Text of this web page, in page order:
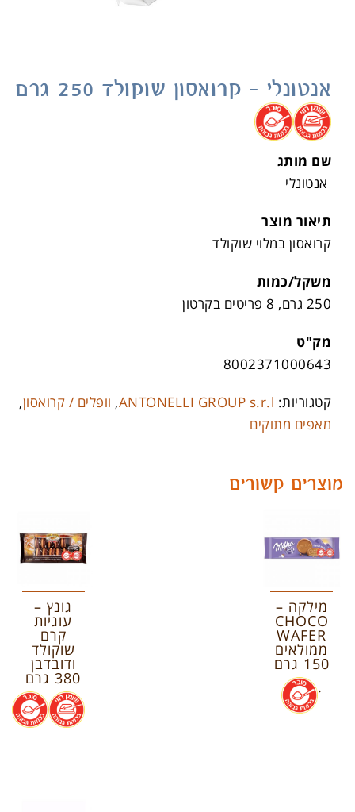
אנטונלי – קרואסון שוקולד 250 גרם
.
.
שם מותג
אנטונלי
תיאור מוצר
קרואסון במלוי שוקולד
משקל/כמות
250 גרם, 8 פריטים בקרטון
מק"ט
8002371000643
קטגוריות: ANTONELLI GROUP s.r.l
, וופלים / קרואסון,
מאפים מתוקים
מוצרים קשורים
מילקה –
CHOCO
WAFER
ממולאים
150 גרם
.
.
גונץ –
עוגיות
קרם
שוקולד
ודובדבן
380 גרם
.
.